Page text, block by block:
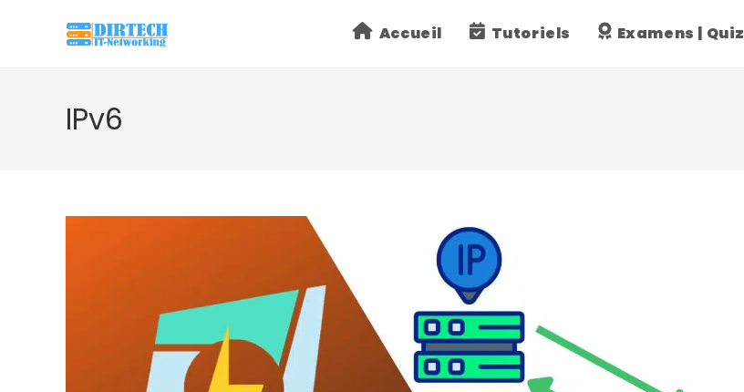
Accueil Tutoriels Examens | Quiz
IPv6